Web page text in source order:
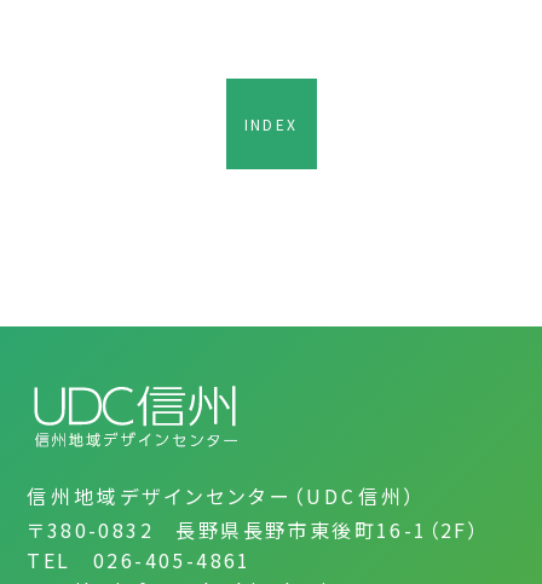
INDEX
信州地域デザインセンター（UDC信州）
〒380-0832 長野県長野市東後町16-1（2F）
TEL 026-405-4861